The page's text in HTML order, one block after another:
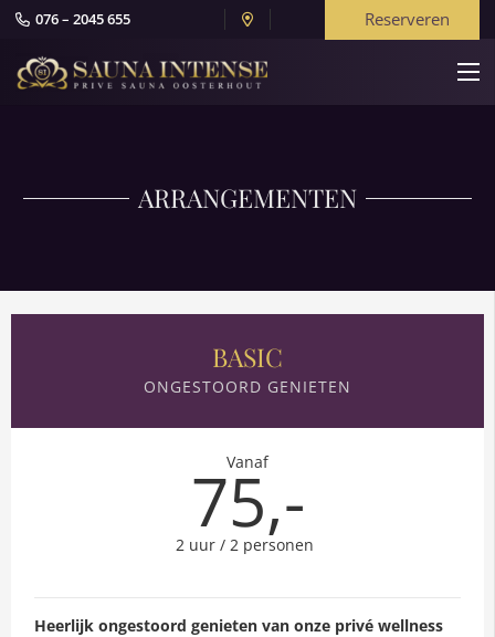
076 – 2045 655 Reserveren
ARRANGEMENTEN
BASIC
ONGESTOORD GENIETEN
Vanaf
75,-
2 uur / 2 personen
Heerlijk ongestoord genieten van onze privé wellness